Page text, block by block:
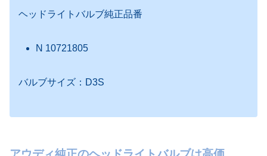
ヘッドライトバルブ純正品番
N 10721805
バルブサイズ：D3S